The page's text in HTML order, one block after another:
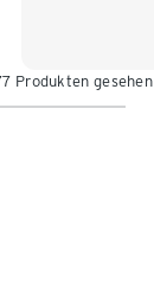
Produkten gesehen